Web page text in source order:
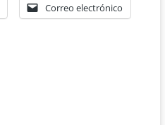
Correo electrónico